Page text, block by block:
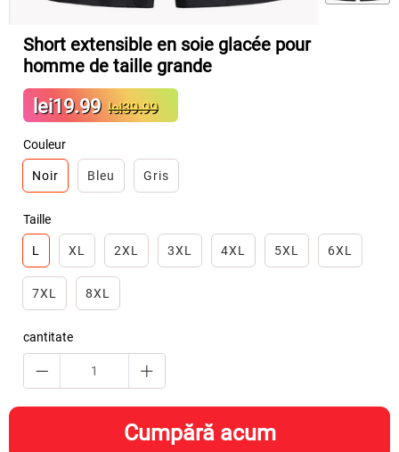
Short extensible en soie glacée pour
homme de taille grande
Sale
price
lei19.99 Regular
price
lei39.99
Couleur
Noir Bleu Gris
Taille
L XL 2XL 3XL 4XL 5XL 6XL
7XL 8XL
cantitate
Cumpără acum